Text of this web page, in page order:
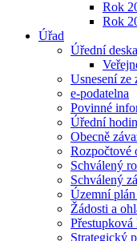
Rok
Rok
Úřad
Úřední deska
Usnesení ze
e-podatelna
Povinné
Úřední
Obecně
Rozpočtové
Schválený
Schválený
Územní
Žádosti a
Přestupková
Strategický